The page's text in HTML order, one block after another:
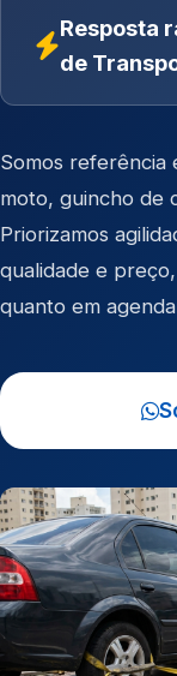
Resposta
de
Somos referência
moto, guincho de
Priorizamos
qualidade e
quanto em